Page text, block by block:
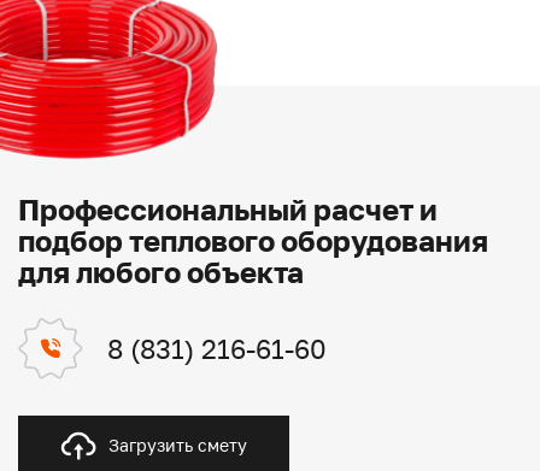
Профессиональный расчет и
подбор теплового оборудования
для любого объекта
8 (831) 216-61-60
Загрузить смету